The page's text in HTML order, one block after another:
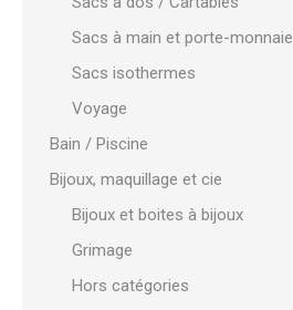
Sacs à main et porte-monnaie
Sacs isothermes
Voyage
Bain / Piscine
Bijoux, maquillage et cie
Bijoux et boites à bijoux
Grimage
Hors catégories